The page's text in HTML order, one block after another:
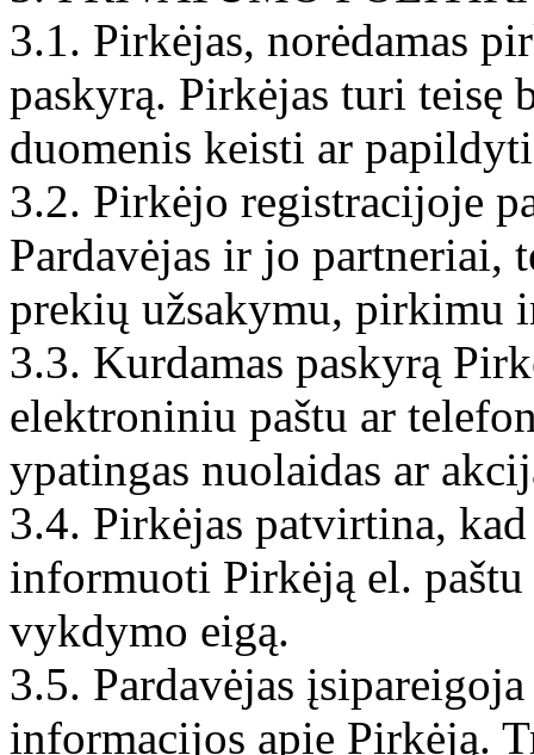
3.1. Pirkėjas, norėdamas
paskyrą. Pirkėjas turi teisę
duomenis keisti ar
3.2. Pirkėjo registracijoje
Pardavėjas ir jo partneriai,
prekių užsakymu, pirkimu
3.3. Kurdamas paskyrą
elektroniniu paštu ar
ypatingas nuolaidas ar
3.4. Pirkėjas patvirtina,
informuoti Pirkėją el.
vykdymo eigą.
3.5. Pardavėjas
informacijos apie Pirkėją.